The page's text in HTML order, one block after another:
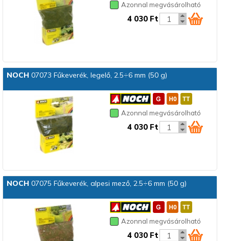
Azonnal megvásárolható
4 030 Ft
NOCH 07073 Fűkeverék, legelő, 2.5÷6 mm (50 g)
Azonnal megvásárolható
4 030 Ft
NOCH 07075 Fűkeverék, alpesi mező, 2.5÷6 mm (50 g)
Azonnal megvásárolható
4 030 Ft